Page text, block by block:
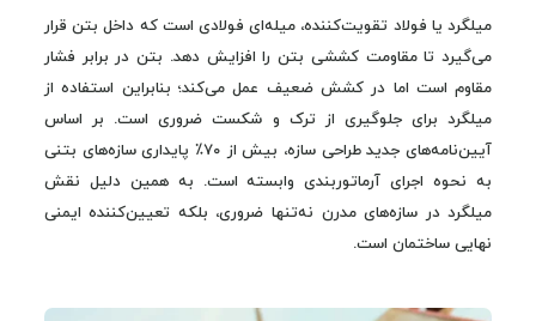
میلگرد یا فولاد تقویت‌کننده، میله‌ای فولادی است که داخل بتن قرار
می‌گیرد تا مقاومت کششی بتن را افزایش دهد. بتن در برابر فشار
مقاوم است اما در کشش ضعیف عمل می‌کند؛ بنابراین استفاده از
میلگرد برای جلوگیری از ترک و شکست ضروری است. بر اساس
آیین‌نامه‌های جدید طراحی سازه، بیش از ۷۰٪ پایداری سازه‌های بتنی
به نحوه اجرای آرماتوربندی وابسته است. به همین دلیل نقش
میلگرد در سازه‌های مدرن نه‌تنها ضروری، بلکه تعیین‌کننده ایمنی
نهایی ساختمان است.